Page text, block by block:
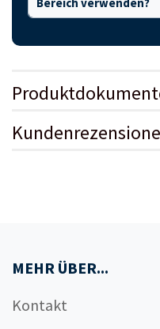
MEHR ÜBER...
Kontakt